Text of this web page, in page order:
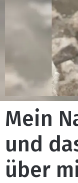
Mein
und
über